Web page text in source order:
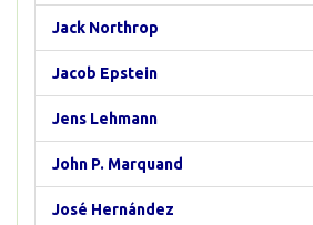
Jack Northrop
Jacob Epstein
Jens Lehmann
John P. Marquand
José Hernández